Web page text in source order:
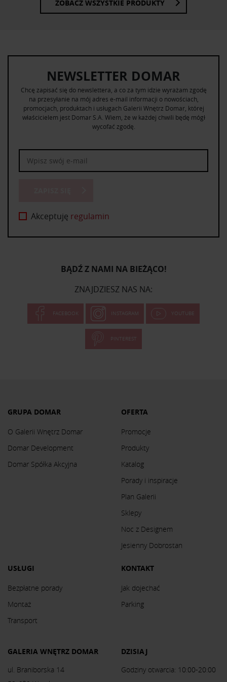
ZOBACZ WSZYSTKIE PRODUKTY
NEWSLETTER DOMAR
Chcę zapisać się do newslettera, a co za tym idzie wyrażam zgodę
na przesyłanie na mój adres e-mail informacji o nowościach,
promocjach, produktach i usługach Galerii Wnętrz Domar, której
właścicielem jest Domar S.A. Wiem, że w każdej chwili będę mógł
wycofać zgodę.
Akceptuję regulamin
BĄDŹ Z NAMI NA BIEŻĄCO!
ZNAJDZIESZ NAS NA:
FACEBOOK INSTAGRAM YOUTUBE
PINTEREST
GRUPA DOMAR
O Galerii Wnętrz Domar
Domar Development
Domar Spółka Akcyjna
OFERTA
Promocje
Produkty
Katalog
Porady i inspiracje
Plan Galerii
Sklepy
Noc z Designem
Jesienny Dobrostan
USŁUGI
Bezpłatne porady
Montaż
Transport
KONTAKT
Jak dojechać
Parking
GALERIA WNĘTRZ DOMAR
ul. Braniborska 14
DZISIAJ
Godziny otwarcia: 10:00-20:00